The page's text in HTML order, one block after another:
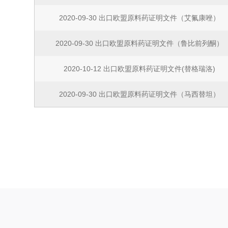
2020-09-30 出口欧盟原料药证明文件（艾氟康唑）
2020-09-30 出口欧盟原料药证明文件（鲁比前列酮）
2020-10-12 出口欧盟原料药证明文件(替格瑞洛)
2020-09-30 出口欧盟原料药证明文件（马西替坦）